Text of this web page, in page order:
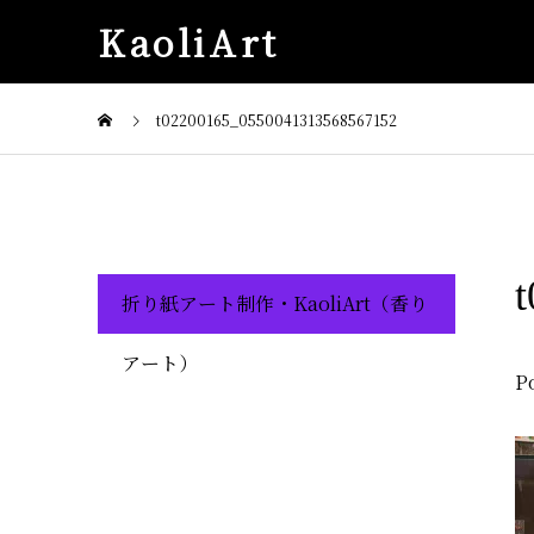
KaoliArt
t02200165_0550041313568567152
折り紙アート制作・KaoliArt（香り
アート）